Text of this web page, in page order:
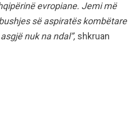
evropiane. Jemi më
së aspiratës kombëtare
nuk na ndal”, shkruan